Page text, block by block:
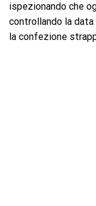
ispezionando che
controllando la
la confezione